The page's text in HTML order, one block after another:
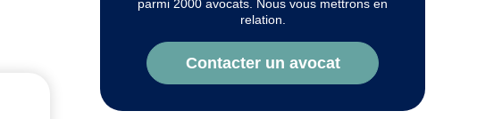
parmi 2000 avocats. Nous vous mettrons en
relation.
Contacter un avocat